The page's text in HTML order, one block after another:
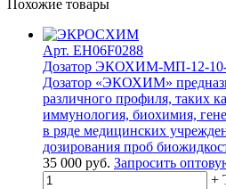
Похожие товары
Арт. EH06F0288
Дозатор ЭКОХИМ-МП-12-
Дозатор «ЭКОХИМ»
различного профиля, таких
иммунология, биохимия,
в ряде медицинских
дозирования проб
35 000 руб. Запросить
+